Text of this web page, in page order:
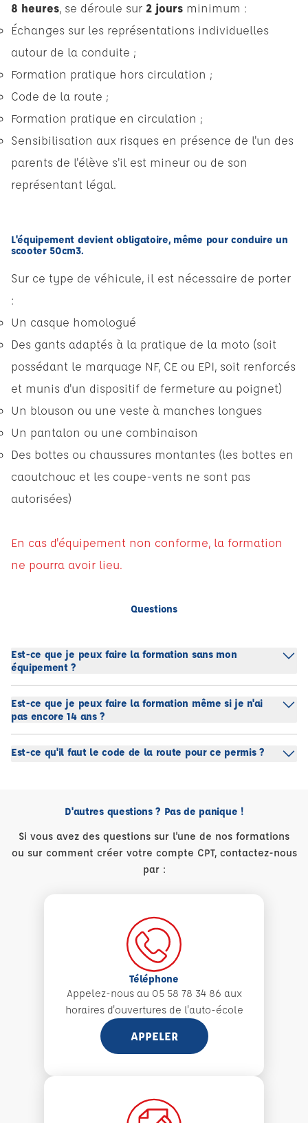
8 heures, se déroule sur 2 jours minimum :
Échanges sur les représentations individuelles
autour de la conduite ;
Formation pratique hors circulation ;
Code de la route ;
Formation pratique en circulation ;
Sensibilisation aux risques en présence de l'un des
parents de l'élève s'il est mineur ou de son
représentant légal.
L'équipement devient obligatoire, même pour conduire un
scooter 50cm3.
Sur ce type de véhicule, il est nécessaire de porter
:
Un casque homologué
Des gants adaptés à la pratique de la moto (soit
possédant le marquage NF, CE ou EPI, soit renforcés
et munis d'un dispositif de fermeture au poignet)
Un blouson ou une veste à manches longues
Un pantalon ou une combinaison
Des bottes ou chaussures montantes (les bottes en
caoutchouc et les coupe-vents ne sont pas
autorisées)
En cas d'équipement non conforme, la formation
ne pourra avoir lieu.
Questions
Est-ce que je peux faire la formation sans mon
équipement ?
Est-ce que je peux faire la formation même si je n'ai
pas encore 14 ans ?
Est-ce qu'il faut le code de la route pour ce permis ?
D'autres questions ? Pas de panique !
Si vous avez des questions sur l'une de nos formations
ou sur comment créer votre compte CPT, contactez-nous
par :
Téléphone
Appelez-nous au 05 58 78 34 86 aux
horaires d'ouvertures de l'auto-école
APPELER